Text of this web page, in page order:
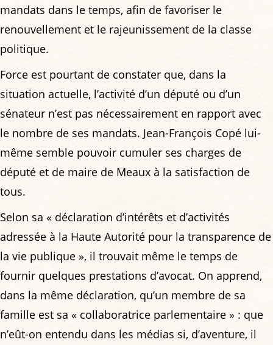
mandats dans le temps, afin de favoriser le
renouvellement et le rajeunissement de la classe
politique.
Force est pourtant de constater que, dans la
situation actuelle, l’activité d’un député ou d’un
sénateur n’est pas nécessairement en rapport avec
le nombre de ses mandats. Jean-François Copé lui-
même semble pouvoir cumuler ses charges de
député et de maire de Meaux à la satisfaction de
tous.
Selon sa « déclaration d’intérêts et d’activités
adressée à la Haute Autorité pour la transparence de
la vie publique », il trouvait même le temps de
fournir quelques prestations d’avocat. On apprend,
dans la même déclaration, qu’un membre de sa
famille est sa « collaboratrice parlementaire » : que
n’eût-on entendu dans les médias si, d’aventure, il